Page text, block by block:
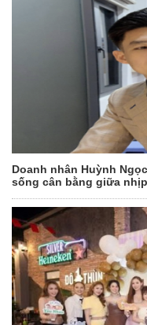
Doanh nhân Huỳnh
sống cân bằng giữa